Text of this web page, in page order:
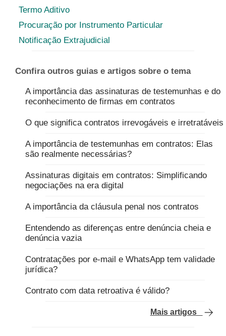
Termo Aditivo
Procuração por Instrumento Particular
Notificação Extrajudicial
Confira outros guias e artigos sobre o tema
A importância das assinaturas de testemunhas e do
reconhecimento de firmas em contratos
O que significa contratos irrevogáveis e irretratáveis
A importância de testemunhas em contratos: Elas
são realmente necessárias?
Assinaturas digitais em contratos: Simplificando
negociações na era digital
A importância da cláusula penal nos contratos
Entendendo as diferenças entre denúncia cheia e
denúncia vazia
Contratações por e-mail e WhatsApp tem validade
jurídica?
Contrato com data retroativa é válido?
Mais artigos